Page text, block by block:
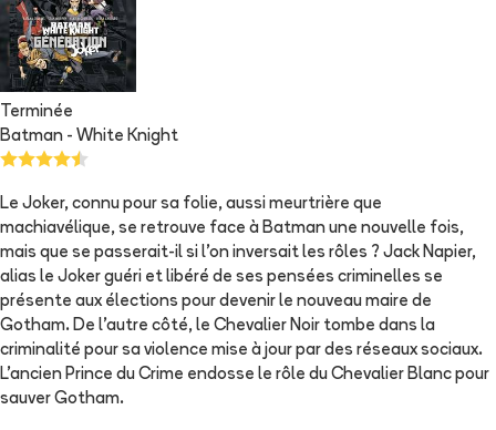
Terminée
Batman - White Knight
Le Joker, connu pour sa folie, aussi meurtrière que
machiavélique, se retrouve face à Batman une nouvelle fois,
mais que se passerait-il si l'on inversait les rôles ? Jack Napier,
alias le Joker guéri et libéré de ses pensées criminelles se
présente aux élections pour devenir le nouveau maire de
Gotham. De l'autre côté, le Chevalier Noir tombe dans la
criminalité pour sa violence mise à jour par des réseaux sociaux.
L'ancien Prince du Crime endosse le rôle du Chevalier Blanc pour
sauver Gotham.